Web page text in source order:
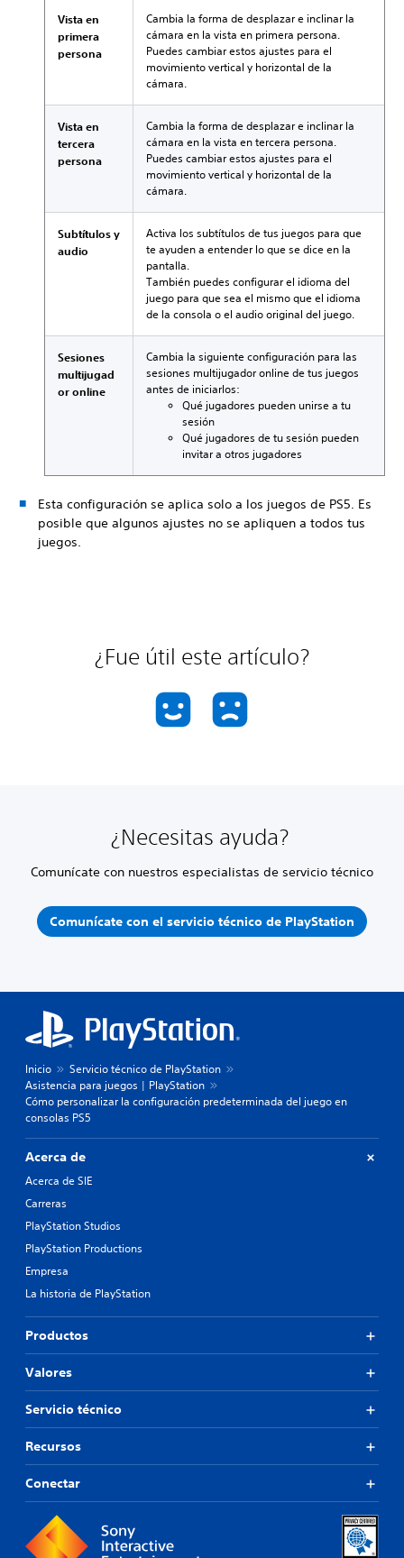
Vista en
primera
persona
Cambia la forma de desplazar e inclinar la
cámara en la vista en primera persona.
Puedes cambiar estos ajustes para el
movimiento vertical y horizontal de la
cámara.
Vista en
tercera
persona
Cambia la forma de desplazar e inclinar la
cámara en la vista en tercera persona.
Puedes cambiar estos ajustes para el
movimiento vertical y horizontal de la
cámara.
Subtítulos y
audio
Activa los subtítulos de tus juegos para que
te ayuden a entender lo que se dice en la
pantalla.
También puedes configurar el idioma del
juego para que sea el mismo que el idioma
de la consola o el audio original del juego.
Sesiones
multijugad
or online
Cambia la siguiente configuración para las
sesiones multijugador online de tus juegos
antes de iniciarlos:
Qué jugadores pueden unirse a tu
sesión
Qué jugadores de tu sesión pueden
invitar a otros jugadores
Esta configuración se aplica solo a los juegos de PS5. Es
posible que algunos ajustes no se apliquen a todos tus
juegos.
¿Fue útil este artículo?
¿Necesitas ayuda?
Comunícate con nuestros especialistas de servicio técnico
Comunícate con el servicio técnico de PlayStation
Inicio
Servicio técnico de PlayStation
Asistencia para juegos | PlayStation
Cómo personalizar la configuración predeterminada del juego en
consolas PS5
Acerca de
Acerca de SIE
Carreras
PlayStation Studios
PlayStation Productions
Empresa
La historia de PlayStation
Productos
Valores
Servicio técnico
Recursos
Conectar